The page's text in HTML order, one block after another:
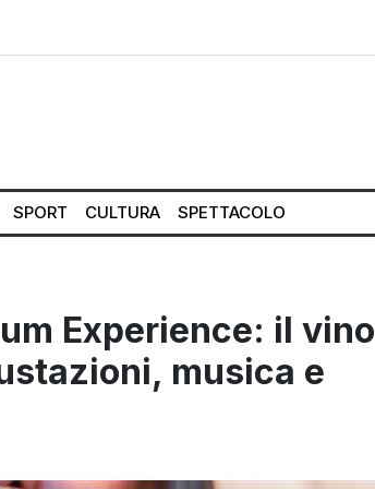
SPORT CULTURA SPETTACOLO
Experience: il vino
musica e